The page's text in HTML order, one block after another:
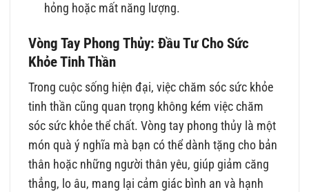
hỏng hoặc mất năng lượng.
Vòng Tay Phong Thủy: Đầu Tư Cho Sức
Khỏe Tinh Thần
Trong cuộc sống hiện đại, việc chăm sóc sức khỏe
tinh thần cũng quan trọng không kém việc chăm
sóc sức khỏe thể chất. Vòng tay phong thủy là một
món quà ý nghĩa mà bạn có thể dành tặng cho bản
thân hoặc những người thân yêu, giúp giảm căng
thẳng, lo âu, mang lại cảm giác bình an và hạnh